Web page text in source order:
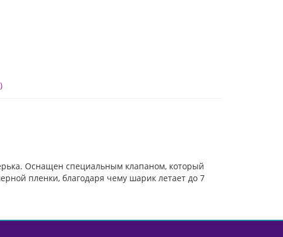
Оснащен специальным клапаном, который
пленки, благодаря чему шарик летает до 7